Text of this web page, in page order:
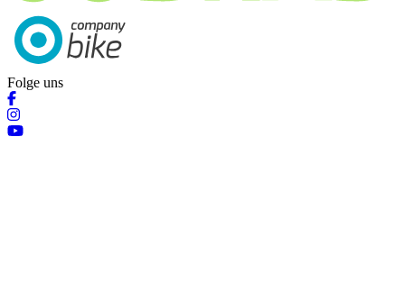
Folge uns